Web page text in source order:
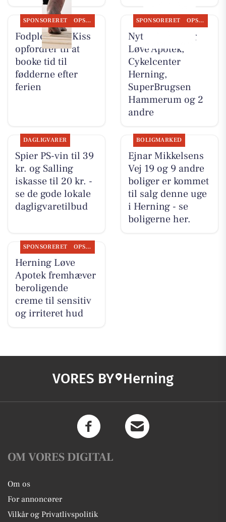
SPONSORERET OPSLAGSTAVLEN
Fodpleje ved Kiss
opfordrer til at
booke tid til
fødderne efter
ferien
SPONSORERET OPSLAGSTAVLEN
Nyt fra Herning
Løve Apotek,
Cykelcenter
Herning,
SuperBrugsen
Hammerum og 2
andre
DAGLIGVARER
Spier PS-vin til 39
kr. og Salling
iskasse til 20 kr. -
se de gode lokale
dagligvaretilbud
BOLIGMARKED
Ejnar Mikkelsens
Vej 19 og 9 andre
boliger er kommet
til salg denne uge
i Herning - se
boligerne her.
SPONSORERET OPSLAGSTAVLEN
Herning Løve
Apotek fremhæver
beroligende
creme til sensitiv
og irriteret hud
VORES BY Herning
OM VORES DIGITAL
Om os
For annoncører
Vilkår og Privatlivspolitik